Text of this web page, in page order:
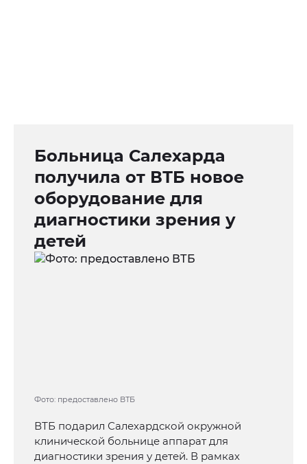
Больница Салехарда
получила от ВТБ новое
оборудование для
диагностики зрения у
детей
Фото: предоставлено ВТБ
ВТБ подарил Салехардской окружной
клинической больнице аппарат для
диагностики зрения у детей. В рамках